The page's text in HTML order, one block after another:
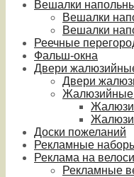
Вешалки
Вешалки
Вешалки
Реечные
Фальш-окна
Двери
Двери
Доски пожеланий
Рекламные
Реклама на
Рекламные